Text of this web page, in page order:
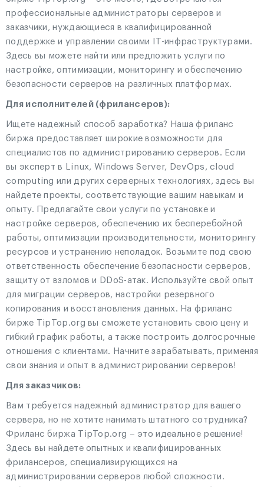
профессиональные администраторы серверов и
заказчики, нуждающиеся в квалифицированной
поддержке и управлении своими IT-инфраструктурами.
Здесь вы можете найти или предложить услуги по
настройке, оптимизации, мониторингу и обеспечению
безопасности серверов на различных платформах.
Для исполнителей (фрилансеров):
Ищете надежный способ заработка? Наша фриланс
биржа предоставляет широкие возможности для
специалистов по администрированию серверов. Если
вы эксперт в Linux, Windows Server, DevOps, cloud
computing или других серверных технологиях, здесь вы
найдете проекты, соответствующие вашим навыкам и
опыту. Предлагайте свои услуги по установке и
настройке серверов, обеспечению их бесперебойной
работы, оптимизации производительности, мониторингу
ресурсов и устранению неполадок. Возьмите под свою
ответственность обеспечение безопасности серверов,
защиту от взломов и DDoS-атак. Используйте свой опыт
для миграции серверов, настройки резервного
копирования и восстановления данных. На фриланс
бирже TipTop.org вы сможете установить свою цену и
гибкий график работы, а также построить долгосрочные
отношения с клиентами. Начните зарабатывать, применяя
свои знания и опыт в администрировании серверов!
Для заказчиков:
Вам требуется надежный администратор для вашего
сервера, но не хотите нанимать штатного сотрудника?
Фриланс биржа TipTop.org – это идеальное решение!
Здесь вы найдете опытных и квалифицированных
фрилансеров, специализирующихся на
администрировании серверов любой сложности.